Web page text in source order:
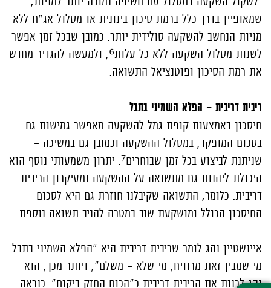
שמאופיין בדרך כלל ברמת סיכון בינונית או מסלול אג"ח ללא
מניות הנחשב להשקעה סולידית יותר. כמובן שבכל זמן אפשר
לשנות מסלול השקעה ללא כל עלות⁶, ולמעשה להגדיר מחדש
את רמת הסיכון ופוטנציאל התשואה.
ריבית דריבית – הפלא השמיני בתבל
חיסכון באמצעות קופת גמל להשקעה מאפשר גמישות גם
בסכום המופקד, במסלול ההשקעה וכמובן גם במשיכה –
שניתנת לביצוע בכל זמן שבוחרים⁷. יתרון משמעותי נוסף הוא
היכולת ליהנות גם מתשואה על ההשקעה ומעיקרון הריבית
דריבית. כלומר, התשואה שקיבלנו חוזרת גם היא לסכום
החיסכון הכולל ומושקעת שוב במטרה להניב תשואה נוספת.
איינשטיין נהג לומר שריבית דריבית היא "הפלא השמיני בתבל.
מי שמבין זאת מרוויח, מי שלא – משלם", ויותר מכך, הוא
נהג לכנות את הריבית דריבית כ"הכוח החזק ביקום". כנראה